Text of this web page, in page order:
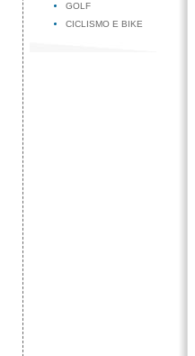
GOLF
CICLISMO E BIKE